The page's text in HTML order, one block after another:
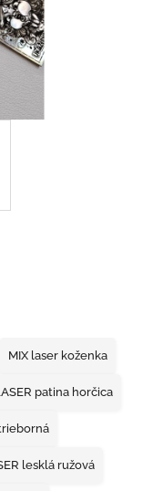
MIX laser koženka
patina horčica
lesklá ružová